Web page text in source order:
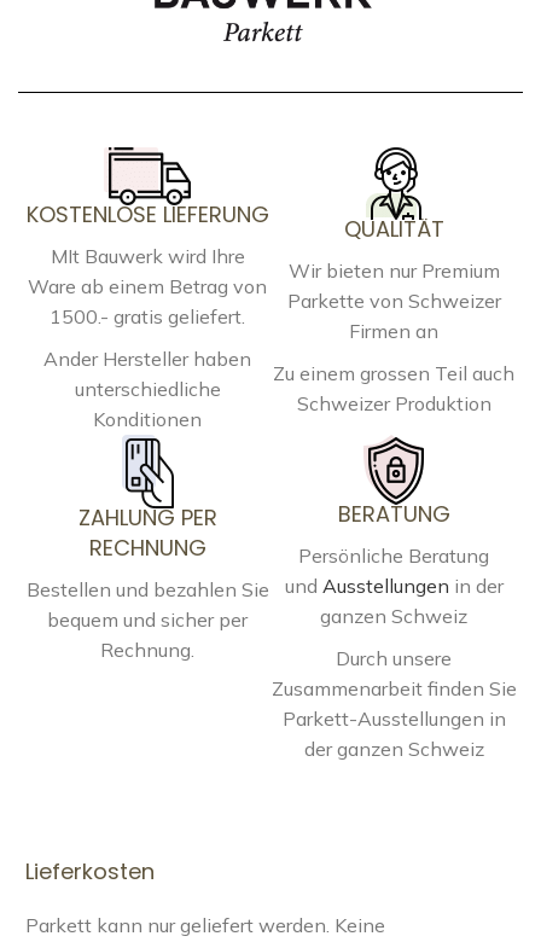
KOSTENLOSE LIEFERUNG
MIt Bauwerk wird Ihre
Ware ab einem Betrag von
1500.- gratis geliefert.
Ander Hersteller haben
unterschiedliche
Konditionen
QUALITÄT
Wir bieten nur Premium
Parkette von Schweizer
Firmen an
Zu einem grossen Teil auch
Schweizer Produktion
ZAHLUNG PER
RECHNUNG
Bestellen und bezahlen Sie
bequem und sicher per
Rechnung.
BERATUNG
Persönliche Beratung
und Ausstellungen in der
ganzen Schweiz
Durch unsere
Zusammenarbeit finden Sie
Parkett-Ausstellungen in
der ganzen Schweiz
Lieferkosten
Parkett kann nur geliefert werden. Keine